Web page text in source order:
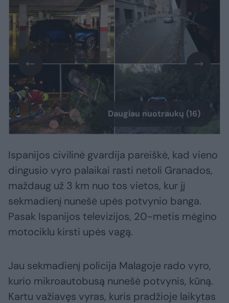
Daugiau nuotraukų (16)
Ispanijos civilinė gvardija pareiškė, kad vieno
dingusio vyro palaikai rasti netoli Granados,
maždaug už 3 km nuo tos vietos, kur jį
sekmadienį nunešė upės potvynio banga.
Pasak Ispanijos televizijos, 20-metis mėgino
motociklu kirsti upės vagą.
Jau sekmadienį policija Malagoje rado vyro,
kurio mikroautobusą nunešė potvynis, kūną.
Kartu važiavęs vyras, kuris pradžioje laikytas